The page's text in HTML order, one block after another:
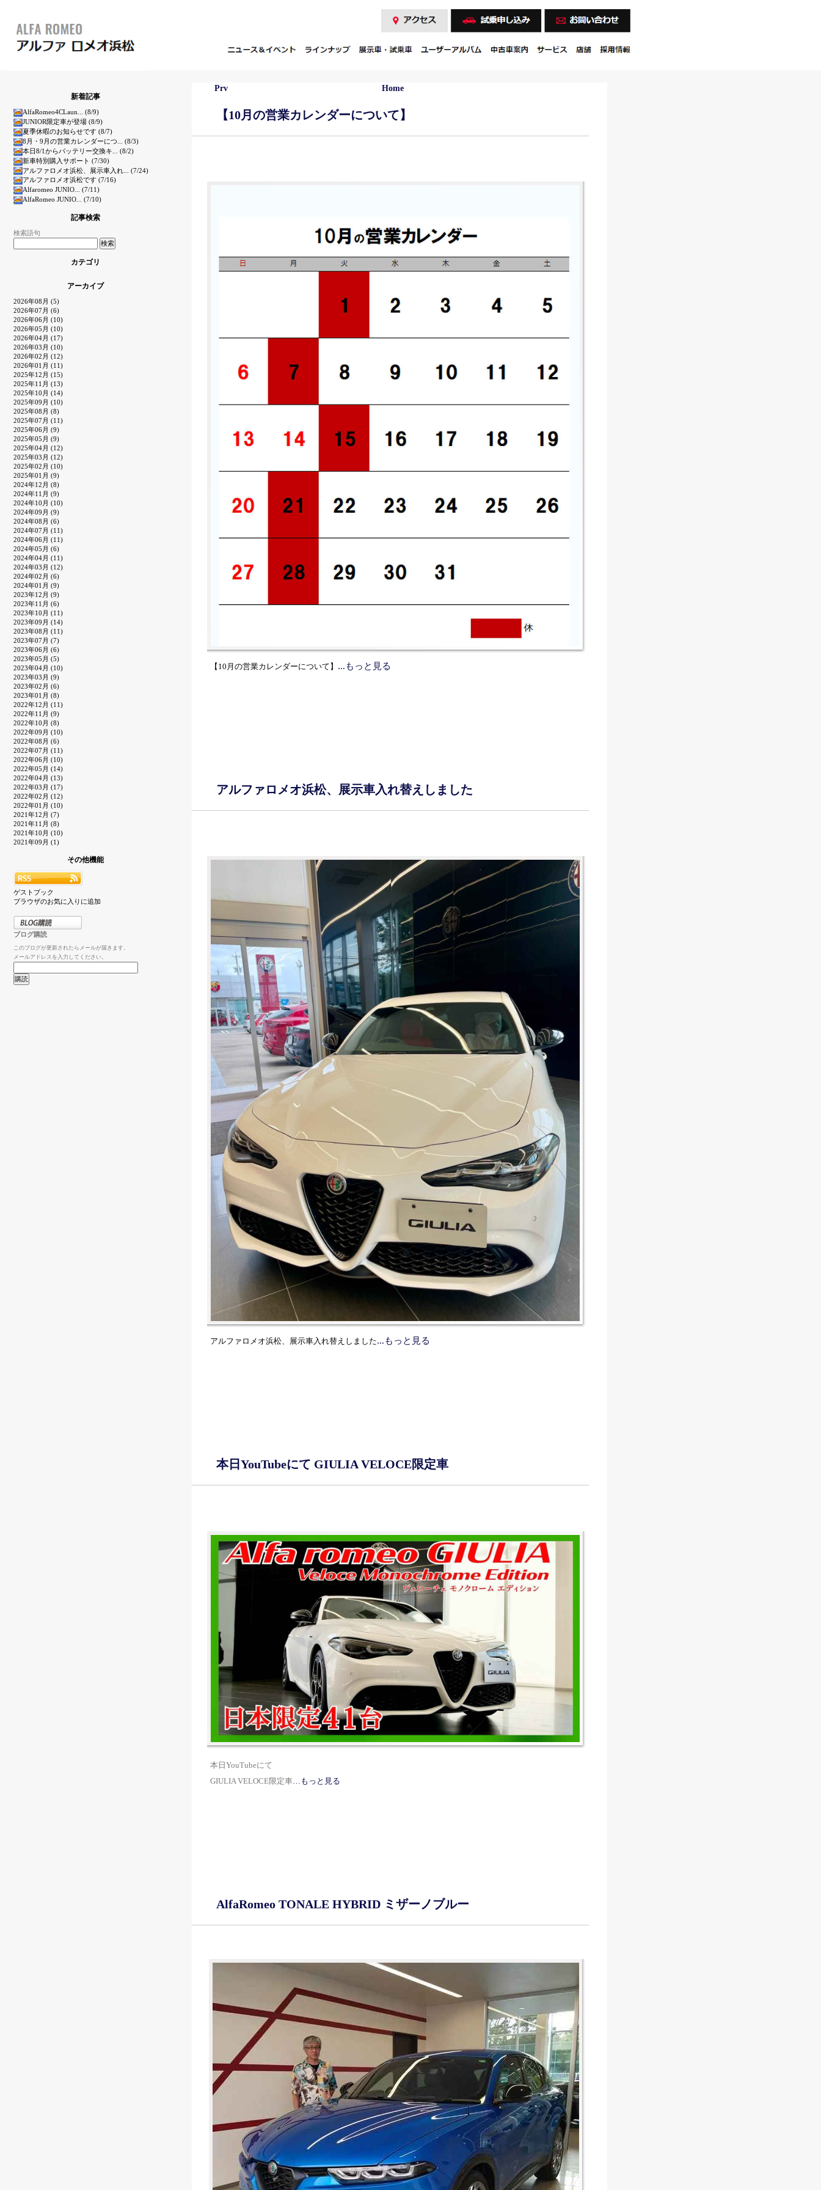
新着記事
AlfaRomeo4CLaun... (8/9)
JUNIOR限定車が登場 (8/9)
夏季休暇のお知らせです (8/7)
8月・9月の営業カレンダーにつ... (8/3)
本日8/1からバッテリー交換キ... (8/2)
新車特別購入サポート (7/30)
アルファロメオ浜松、展示車入れ... (7/24)
アルファロメオ浜松です (7/16)
Alfaromeo JUNIO... (7/11)
AlfaRomeo JUNIO... (7/10)
記事検索
検索語句
カテゴリ
アーカイブ
2026年08月 (5)
2026年07月 (6)
2026年06月 (10)
2026年05月 (10)
2026年04月 (17)
2026年03月 (10)
2026年02月 (12)
2026年01月 (11)
2025年12月 (15)
2025年11月 (13)
2025年10月 (14)
2025年09月 (10)
2025年08月 (8)
2025年07月 (11)
2025年06月 (9)
2025年05月 (9)
2025年04月 (12)
2025年03月 (12)
2025年02月 (10)
2025年01月 (9)
2024年12月 (8)
2024年11月 (9)
2024年10月 (10)
2024年09月 (9)
2024年08月 (6)
2024年07月 (11)
2024年06月 (11)
2024年05月 (6)
2024年04月 (11)
2024年03月 (12)
2024年02月 (6)
2024年01月 (9)
2023年12月 (9)
2023年11月 (6)
2023年10月 (11)
2023年09月 (14)
2023年08月 (11)
2023年07月 (7)
2023年06月 (6)
2023年05月 (5)
2023年04月 (10)
2023年03月 (9)
2023年02月 (6)
2023年01月 (8)
2022年12月 (11)
2022年11月 (9)
2022年10月 (8)
2022年09月 (10)
2022年08月 (6)
2022年07月 (11)
2022年06月 (10)
2022年05月 (14)
2022年04月 (13)
2022年03月 (17)
2022年02月 (12)
2022年01月 (10)
2021年12月 (7)
2021年11月 (8)
2021年10月 (10)
2021年09月 (1)
その他機能
ゲストブック
ブラウザのお気に入りに追加
ブログ購読
このブログが更新されたらメールが届きます。
メールアドレスを入力してください。
Prv Home
【10月の営業カレンダーについて】
【10月の営業カレンダーについて】 …もっと見る
アルファロメオ浜松、展示車入れ替えしました
アルファロメオ浜松、展示車入れ替えしました…もっと見る
本日YouTubeにて GIULIA VELOCE限定車
本日YouTubeにて
GIULIA VELOCE限定車…もっと見る
AlfaRomeo TONALE HYBRID ミザーノブルー